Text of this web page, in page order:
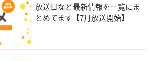
放送日など最新情報を一覧にま
とめてます【7月放送開始】